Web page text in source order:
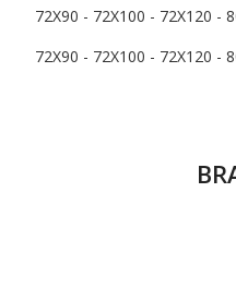
72Χ90 - 72Χ100 - 72Χ120 -
72Χ90 - 72Χ100 - 72Χ120 -